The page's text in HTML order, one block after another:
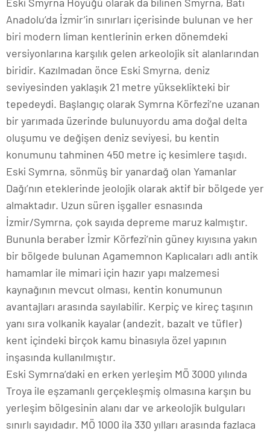
Anadolu’da İzmir’in sınırları içerisinde bulunan ve her
biri modern liman kentlerinin erken dönemdeki
versiyonlarına karşılık gelen arkeolojik sit alanlarından
biridir. Kazılmadan önce Eski Smyrna, deniz
seviyesinden yaklaşık 21 metre yükseklikteki bir
tepedeydi. Başlangıç olarak Symrna Körfezi’ne uzanan
bir yarımada üzerinde bulunuyordu ama doğal delta
oluşumu ve değişen deniz seviyesi, bu kentin
konumunu tahminen 450 metre iç kesimlere taşıdı.
Eski Symrna, sönmüş bir yanardağ olan Yamanlar
Dağı’nın eteklerinde jeolojik olarak aktif bir bölgede yer
almaktadır. Uzun süren işgaller esnasında
İzmir/Symrna, çok sayıda depreme maruz kalmıştır.
Bununla beraber İzmir Körfezi’nin güney kıyısına yakın
bir bölgede bulunan Agamemnon Kaplıcaları adlı antik
hamamlar ile mimari için hazır yapı malzemesi
kaynağının mevcut olması, kentin konumunun
avantajları arasında sayılabilir. Kerpiç ve kireç taşının
yanı sıra volkanik kayalar (andezit, bazalt ve tüfler)
kent içindeki birçok kamu binasıyla özel yapının
inşasında kullanılmıştır.
Eski Symrna’daki en erken yerleşim MÖ 3000 yılında
Troya ile eşzamanlı gerçekleşmiş olmasına karşın bu
yerleşim bölgesinin alanı dar ve arkeolojik bulguları
sınırlı sayıdadır. MÖ 1000 ila 330 yılları arasında fazlaca